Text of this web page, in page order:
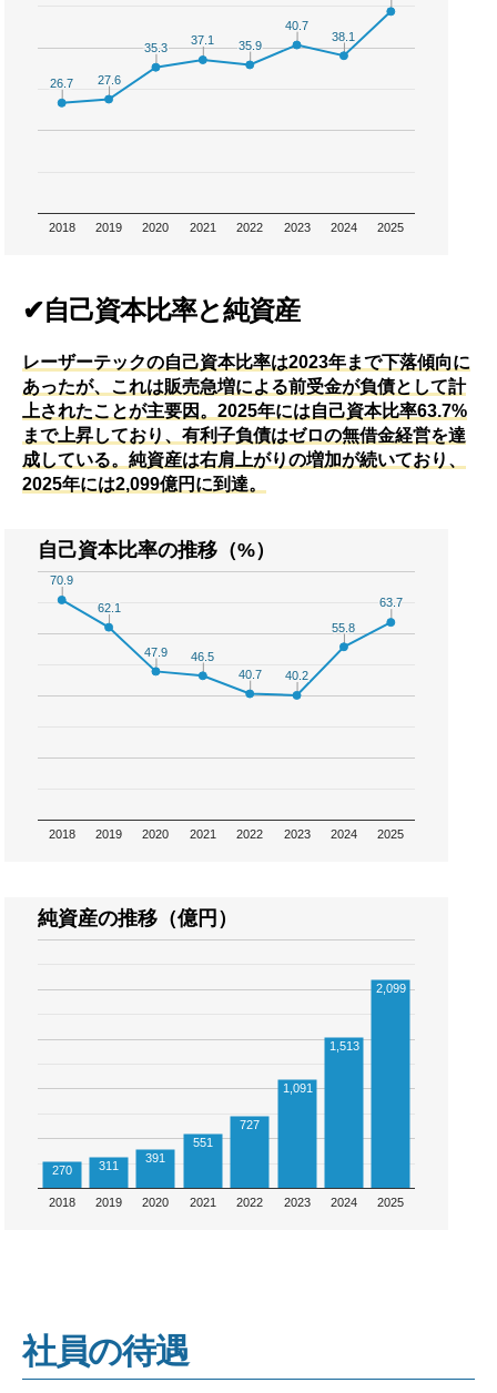
2018 2019 2020 2021 2022 2023 2024 2025
26.7
26.7 27.6
27.6
35.3
35.3
37.1
37.1 35.9
35.9
40.7
40.7
38.1
38.1
✔自己資本比率と純資産
レーザーテックの自己資本比率は2023年まで下落傾向に
あったが、これは販売急増による前受金が負債として計
上されたことが主要因。2025年には自己資本比率63.7%
まで上昇しており、有利子負債はゼロの無借金経営を達
成している。純資産は右肩上がりの増加が続いており、
2025年には2,099億円に到達。
自己資本比率の推移（%）
2018 2019 2020 2021 2022 2023 2024 2025
70.9
70.9
62.1
62.1
47.9
47.9 46.5
46.5
40.7
40.7 40.2
40.2
55.8
55.8
63.7
63.7
純資産の推移（億円）
2018 2019 2020 2021 2022 2023 2024 2025
270 311
391
551
727
1,091
1,513
2,099
社員の待遇